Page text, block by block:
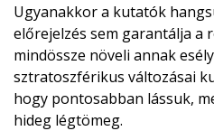
Ugyanakkor a kutatók
előrejelzés sem garantálja a
mindössze növeli annak
sztratoszférikus változásai
hogy pontosabban lássuk,
hideg légtömeg.